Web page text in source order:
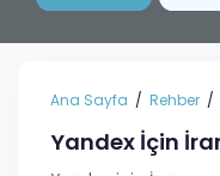
Ana Sayfa Rehber
Yandex İçin